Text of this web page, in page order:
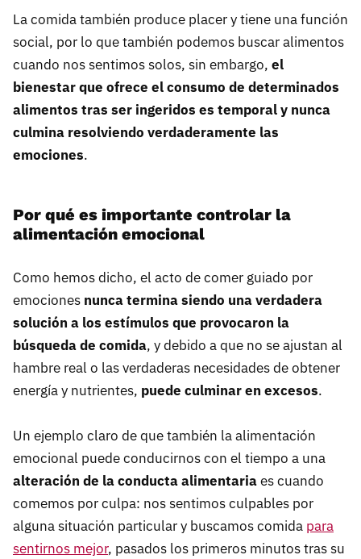
La comida también produce placer y tiene una función
social, por lo que también podemos buscar alimentos
cuando nos sentimos solos, sin embargo, el
bienestar que ofrece el consumo de determinados
alimentos tras ser ingeridos es temporal y nunca
culmina resolviendo verdaderamente las
emociones.
Por qué es importante controlar la
alimentación emocional
Como hemos dicho, el acto de comer guiado por
emociones nunca termina siendo una verdadera
solución a los estímulos que provocaron la
búsqueda de comida, y debido a que no se ajustan al
hambre real o las verdaderas necesidades de obtener
energía y nutrientes, puede culminar en excesos.
Un ejemplo claro de que también la alimentación
emocional puede conducirnos con el tiempo a una
alteración de la conducta alimentariaes cuando
comemos por culpa: nos sentimos culpables por
alguna situación particular y buscamos comida para
sentirnos mejor, pasados los primeros minutos tras su